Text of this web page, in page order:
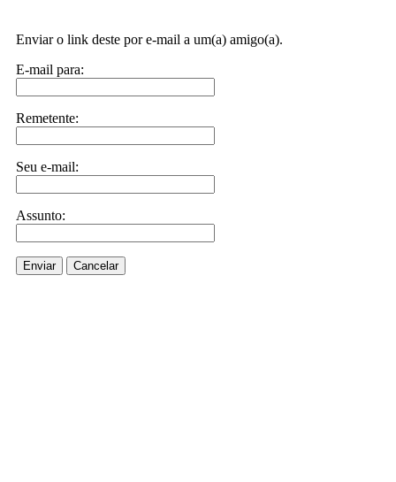
Enviar o link deste por e-mail a um(a) amigo(a).
E-mail para:
Remetente:
Seu e-mail:
Assunto:
Enviar Cancelar